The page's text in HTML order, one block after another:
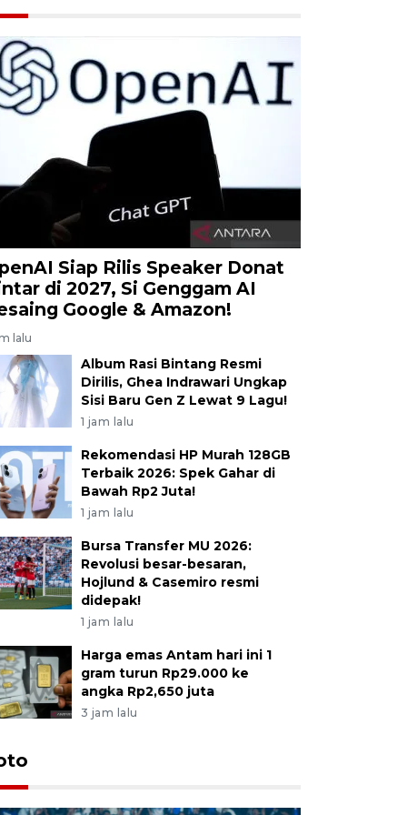
Siap Rilis Speaker Donat
di 2027, Si Genggam AI
Google & Amazon!
lalu
Album Rasi Bintang Resmi
Dirilis, Ghea Indrawari Ungkap
Sisi Baru Gen Z Lewat 9 Lagu!
1 jam lalu
Rekomendasi HP Murah 128GB
Terbaik 2026: Spek Gahar di
Bawah Rp2 Juta!
1 jam lalu
Bursa Transfer MU 2026:
Revolusi besar-besaran,
Hojlund & Casemiro resmi
didepak!
1 jam lalu
Harga emas Antam hari ini 1
gram turun Rp29.000 ke
angka Rp2,650 juta
3 jam lalu